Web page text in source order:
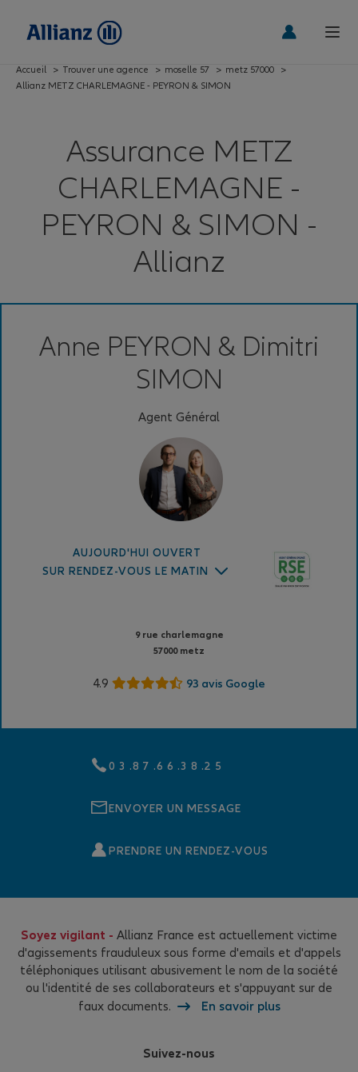
Accueil > Trouver une agence > moselle 57 > metz 57000 >
Allianz METZ CHARLEMAGNE - PEYRON & SIMON
Assurance METZ
CHARLEMAGNE -
PEYRON & SIMON -
Allianz
Anne PEYRON & Dimitri
SIMON
Agent Général
AUJOURD'HUI OUVERT
SUR RENDEZ-VOUS LE MATIN
9 rue charlemagne
57000 metz
4.9 93 avis Google
0 3 .8 7 .6 6 .3 8 .2 5
ENVOYER UN MESSAGE
PRENDRE UN RENDEZ-VOUS
Soyez vigilant - Allianz France est actuellement victime
d'agissements frauduleux sous forme d'emails et d'appels
téléphoniques utilisant abusivement le nom de la société
ou l'identité de ses collaborateurs et s'appuyant sur de
faux documents.
En savoir plus
Suivez-nous